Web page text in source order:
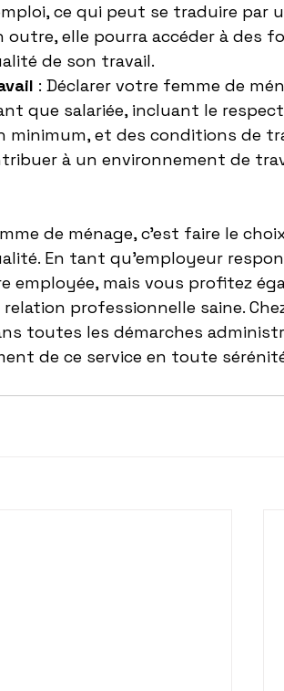
ce qui peut se traduire par
outre, elle pourra accéder à des
de son travail.
: Déclarer votre femme de
que salariée, incluant le
minimum, et des conditions de
à un environnement de
de ménage, c'est faire le
En tant qu'employeur
employée, mais vous profitez
professionnelle saine.
toutes les démarches
de ce service en toute